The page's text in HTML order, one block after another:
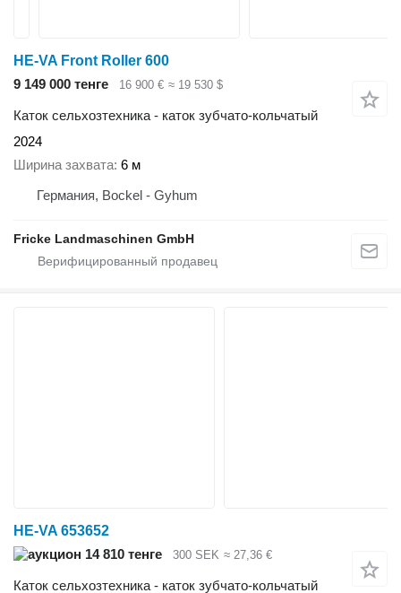
HE-VA Front Roller 600
9 149 000 тенге
16 900 € ≈ 19 530 $
Каток сельхозтехника - каток зубчато-кольчатый
2024
Ширина захвата 6 м
Германия, Bockel - Gyhum
Fricke Landmaschinen GmbH
HE-VA 653652
14 810 тенге
300 SEK ≈ 27,36 €
Каток сельхозтехника - каток зубчато-кольчатый